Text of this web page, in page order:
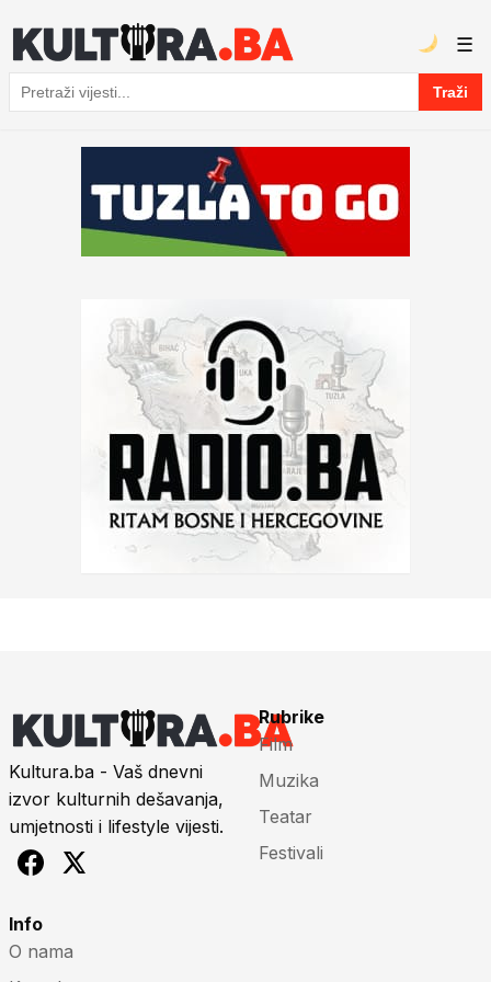
Pretraga
Traži
☰
Kultura.ba - Vaš dnevni
izvor kulturnih dešavanja,
umjetnosti i lifestyle vijesti.
Rubrike
Film
Muzika
Teatar
Festivali
Info
O nama